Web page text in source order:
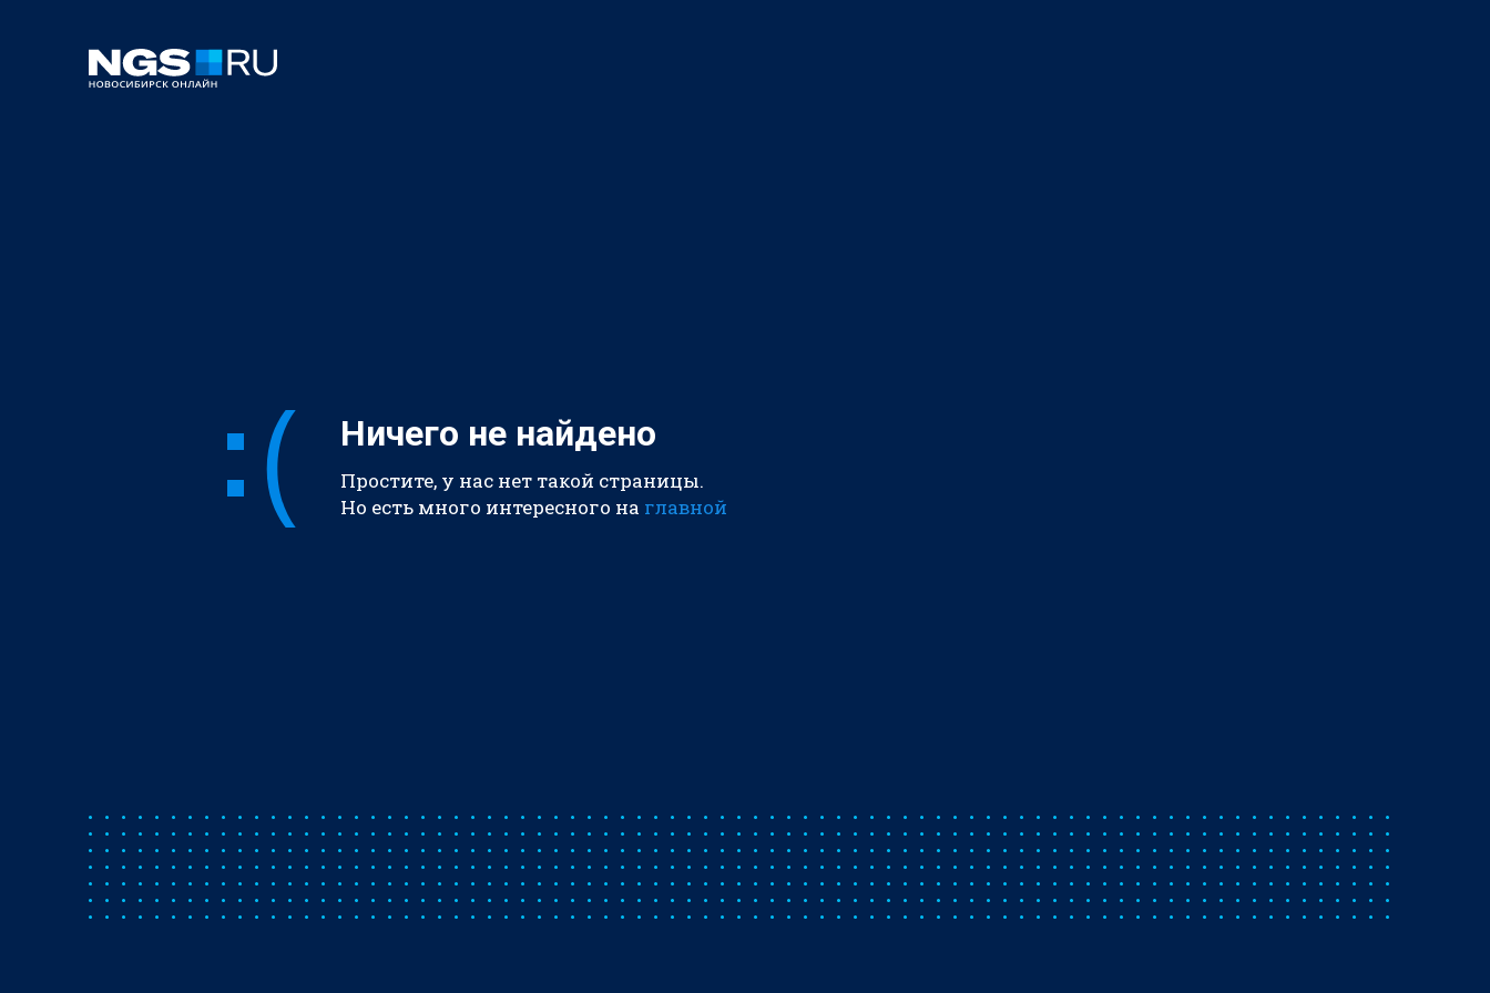
Ничего не найдено
Простите, у нас нет такой страницы.
Но есть много интересного на главной